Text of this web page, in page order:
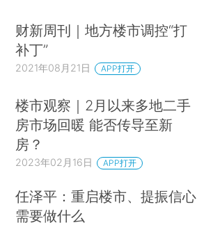
财新周刊｜地方楼市调控“打
补丁”
2021年08月21日 APP打开
楼市观察｜2月以来多地二手
房市场回暖 能否传导至新
房？
2023年02月16日 APP打开
任泽平：重启楼市、提振信心
需要做什么